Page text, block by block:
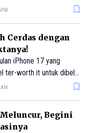
17 series yang
Cerdas dengan
iPhone 17 yang
ter-worth it untuk dibeli
Meluncur, Begini